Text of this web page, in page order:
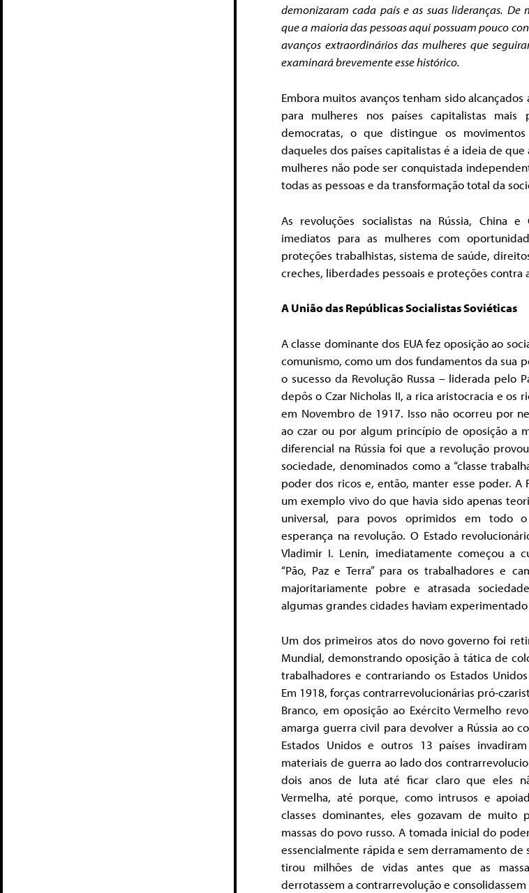
demonizaram cada país e as suas lideranças. De
que a maioria das pessoas aqui possuam pouco
avanços extraordinários das mulheres que
examinará brevemente esse histórico.
Embora muitos avanços tenham sido
para mulheres nos países capitalistas mais
democratas, o que distingue os
daqueles dos países capitalistas é a ideia de
mulheres não pode ser conquistada
todas as pessoas e da transformação total da
As revoluções socialistas na Rússia, China e
imediatos para as mulheres com
proteções trabalhistas, sistema de saúde,
creches, liberdades pessoais e proteções contra
A União das Repúblicas Socialistas Soviéticas
A classe dominante dos EUA fez oposição ao
comunismo, como um dos fundamentos da sua
o sucesso da Revolução Russa – liderada pelo
depôs o Czar Nicholas II, a rica aristocracia e os
em Novembro de 1917. Isso não ocorreu por
ao czar ou por algum princípio de oposição a
diferencial na Rússia foi que a revolução
sociedade, denominados como a “classe
poder dos ricos e, então, manter esse poder. A
um exemplo vivo do que havia sido apenas
universal, para povos oprimidos em todo
esperança na revolução. O Estado
Vladimir I. Lenin, imediatamente começou a
“Pão, Paz e Terra” para os trabalhadores e
majoritariamente pobre e atrasada
algumas grandes cidades haviam
Um dos primeiros atos do novo governo foi
Mundial, demonstrando oposição à tática de
trabalhadores e contrariando os Estados
Em 1918, forças contrarrevolucionárias pró-
Branco, em oposição ao Exército Vermelho
amarga guerra civil para devolver a Rússia ao
Estados Unidos e outros 13 países
materiais de guerra ao lado dos
dois anos de luta até ficar claro que eles
Vermelha, até porque, como intrusos e
classes dominantes, eles gozavam de muito
massas do povo russo. A tomada inicial do
essencialmente rápida e sem derramamento de
tirou milhões de vidas antes que as
derrotassem a contrarrevolução e consolidassem